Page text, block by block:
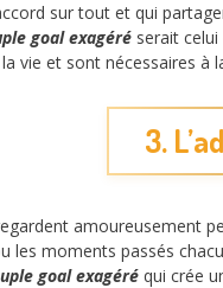
sur tout et qui
goal exagéré serait
vie et sont nécessaires à
3.
amoureusement
moments passés
goal exagéré qui crée